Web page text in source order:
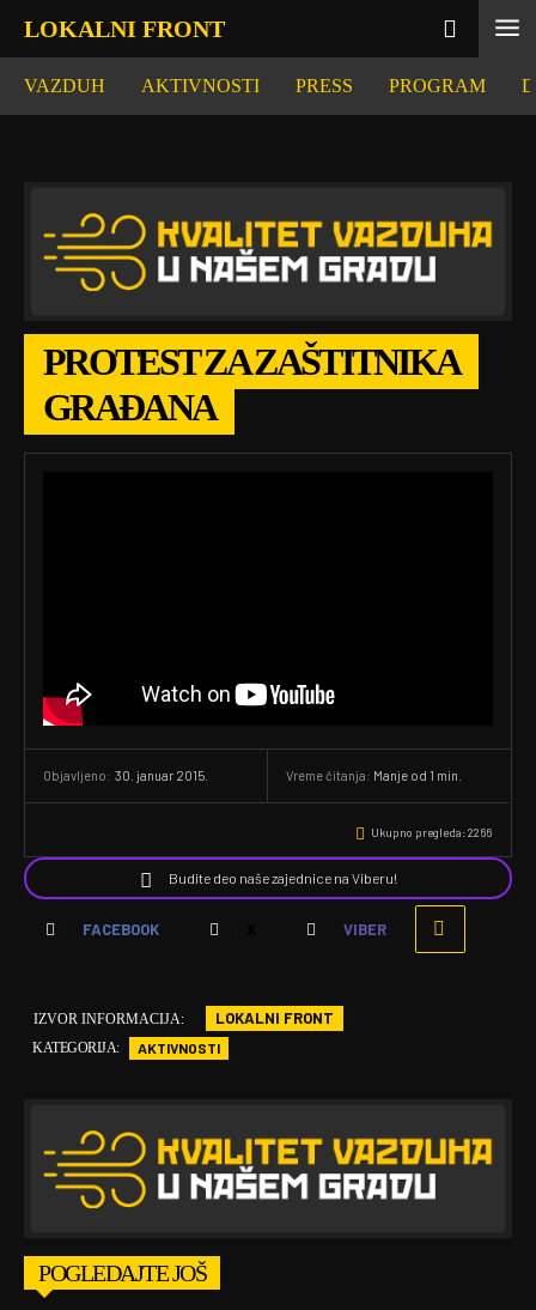
LOKALNI FRONT
VAZDUH AKTIVNOSTI PRESS PROGRAM
PROTEST ZA ZAŠTITNIKA
GRAĐANA
Objavljeno: 30. januar 2015. Vreme čitanja: Manje od 1 min.
Ukupno pregleda:2266
Budite deo naše zajednice na Viberu!
FACEBOOK VIBER
IZVOR INFORMACIJA: LOKALNI FRONT
KATEGORIJA: AKTIVNOSTI
POGLEDAJTE JOŠ